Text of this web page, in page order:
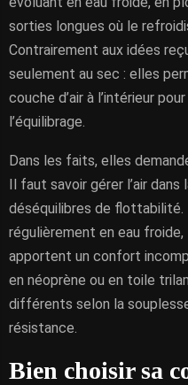
sorties longues où le
Contrairement aux idées
seulement au sec : elles
couche d’air à l’intérieur
l’équilibrage.
Dans les faits, elles
Il faut savoir gérer l’air
déséquilibres de flottabilité.
régulièrement en eau froide,
apportent un confort
en néoprène ou en toile
différents selon la
résistance.
Bien choisir sa